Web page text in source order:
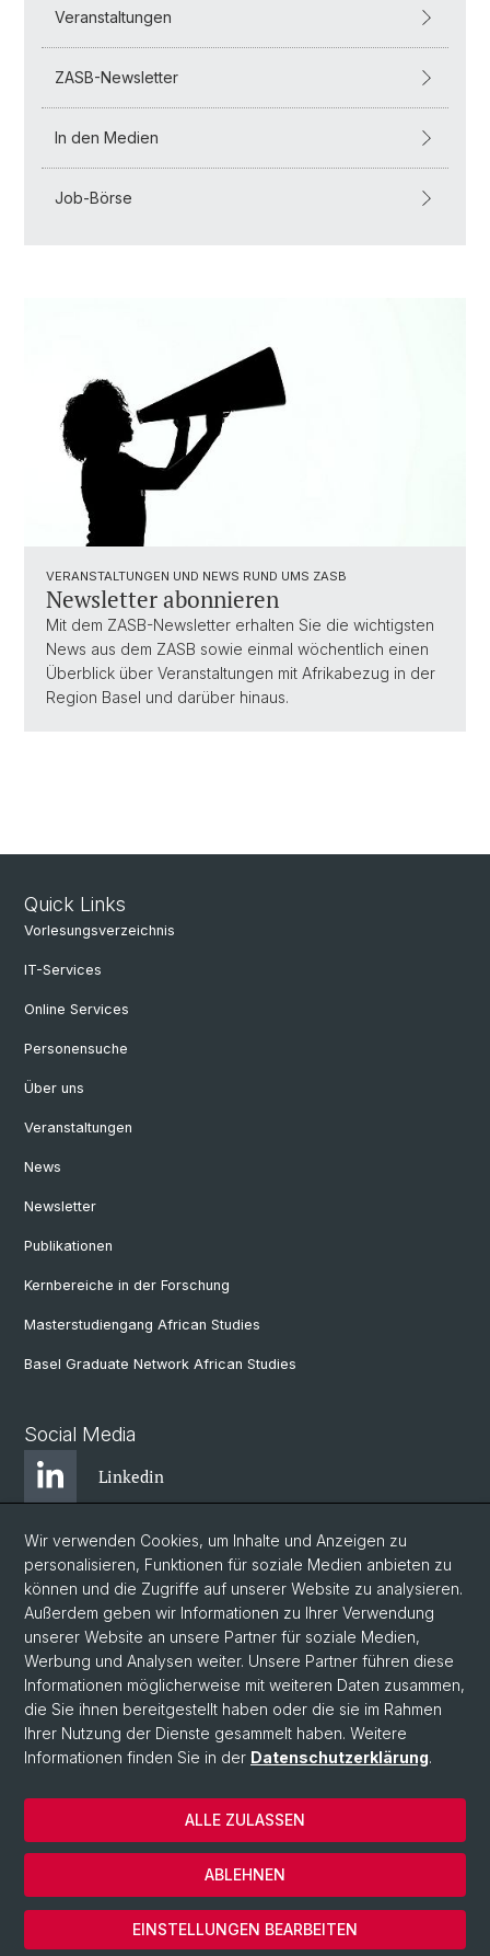
Veranstaltungen
ZASB-Newsletter
In den Medien
Job-Börse
VERANSTALTUNGEN UND NEWS RUND UMS ZASB
Newsletter abonnieren
Mit dem ZASB-Newsletter erhalten Sie die wichtigsten
News aus dem ZASB sowie einmal wöchentlich einen
Überblick über Veranstaltungen mit Afrikabezug in der
Region Basel und darüber hinaus.
Quick Links
Vorlesungsverzeichnis
IT-Services
Online Services
Personensuche
Über uns
Veranstaltungen
News
Newsletter
Publikationen
Kernbereiche in der Forschung
Masterstudiengang African Studies
Basel Graduate Network African Studies
Social Media
Linkedin
Bluesky
Instagram
Facebook
© Universität Basel
Zentrum für Afrikastudien Basel
Datenschutzerklärung
Wir verwenden Cookies, um Inhalte und Anzeigen zu
personalisieren, Funktionen für soziale Medien anbieten zu
können und die Zugriffe auf unserer Website zu analysieren.
Außerdem geben wir Informationen zu Ihrer Verwendung
unserer Website an unsere Partner für soziale Medien,
Werbung und Analysen weiter. Unsere Partner führen diese
Informationen möglicherweise mit weiteren Daten zusammen,
die Sie ihnen bereitgestellt haben oder die sie im Rahmen
Ihrer Nutzung der Dienste gesammelt haben. Weitere
Informationen finden Sie in der Datenschutzerklärung.
EINSTELLUNGEN BEARBEITEN
ABLEHNEN
ALLE ZULASSEN